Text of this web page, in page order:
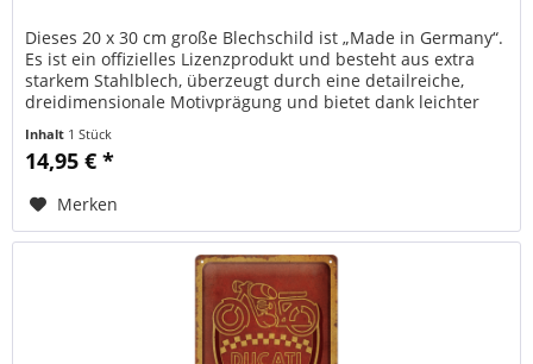
Dieses 20 x 30 cm große Blechschild ist „Made in Germany“.
Es ist ein offizielles Lizenzprodukt und besteht aus extra
starkem Stahlblech, überzeugt durch eine detailreiche,
dreidimensionale Motivprägung und bietet dank leichter
Inhalt 1 Stück
14,95 € *
Merken